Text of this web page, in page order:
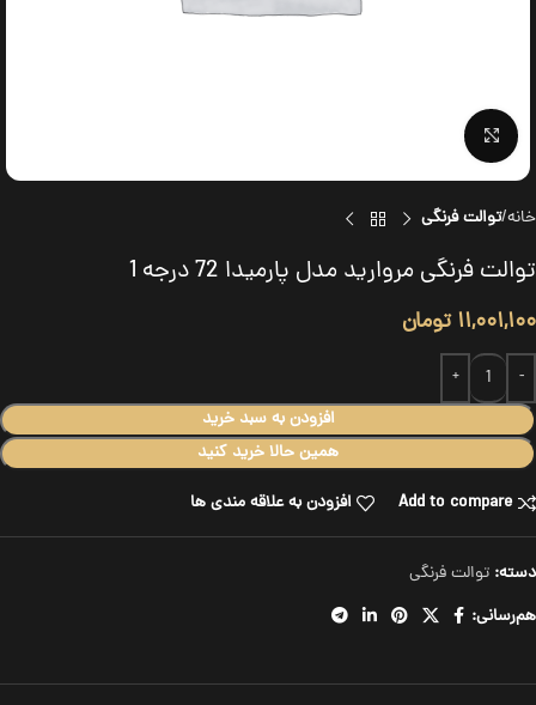
برای بزرگنمایی کلیک کنید
خانه توالت فرنگی
توالت فرنگی مروارید مدل پارمیدا 72 درجه 1
۱۱,۰۰۱,۱۰۰ تومان
افزودن به سبد خرید
همین حالا خرید کنید
Add to compare
افزودن به علاقه مندی ها
دسته: توالت فرنگی
هم‌رسانی: